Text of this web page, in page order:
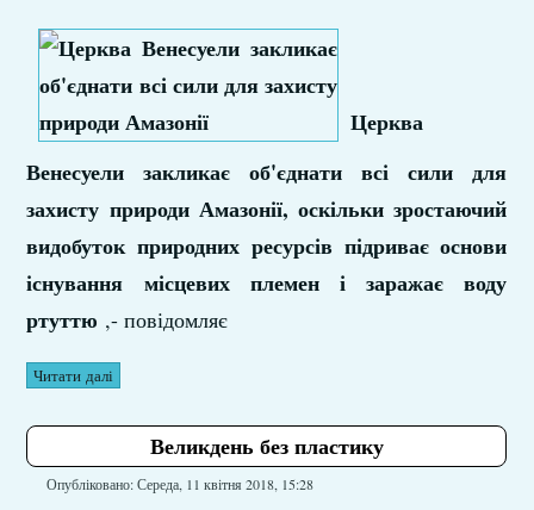
Церква
Венесуели закликає об'єднати всі сили для
захисту природи Амазонії, оскільки зростаючий
видобуток природних ресурсів підриває основи
існування місцевих племен і заражає воду
ртуттю ,- повідомляє
Читати далі
Великдень без пластику
Опубліковано: Середа, 11 квітня 2018, 15:28